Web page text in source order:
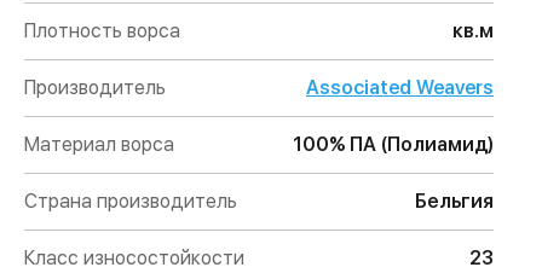
Плотность ворса кв.м
Производитель Associated Weavers
Материал ворса 100% ПА (Полиамид)
Страна производитель Бельгия
Класс износостойкости 23